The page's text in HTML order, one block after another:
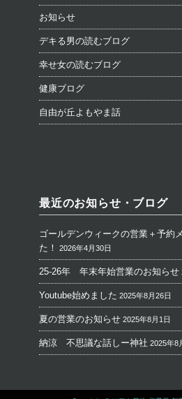
お知らせ
デキる男の読むブログ
幸せ女の読むブログ
健康ブログ
自由が丘よもやま話
最近のお知らせ・ブログ
ゴールデンウィークの営業＋予約
た！
2026年4月30日
25-26年 年末年始営業のお知らせ
Youtube始めました 2025年8月26日
夏の営業のお知らせ 2025年8月1日
納涼 不思議な話しー神社 2025年8